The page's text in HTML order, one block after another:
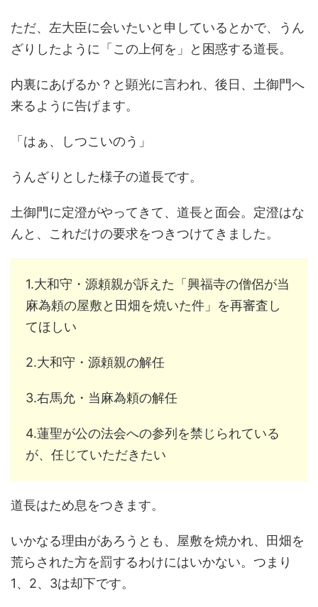
ただ、左大臣に会いたいと申しているとかで、うん
ざりしたように「この上何を」と困惑する道長。
内裏にあげるか？と顕光に言われ、後日、土御門へ
来るように告げます。
「はぁ、しつこいのう」
うんざりとした様子の道長です。
土御門に定澄がやってきて、道長と面会。定澄はな
んと、これだけの要求をつきつけてきました。
1.大和守・源頼親が訴えた「興福寺の僧侶が当
麻為頼の屋敷と田畑を焼いた件」を再審査し
てほしい
2.大和守・源頼親の解任
3.右馬允・当麻為頼の解任
4.蓮聖が公の法会への参列を禁じられている
が、任じていただきたい
道長はため息をつきます。
いかなる理由があろうとも、屋敷を焼かれ、田畑を
荒らされた方を罰するわけにはいかない。つまり
1、2、3は却下です。